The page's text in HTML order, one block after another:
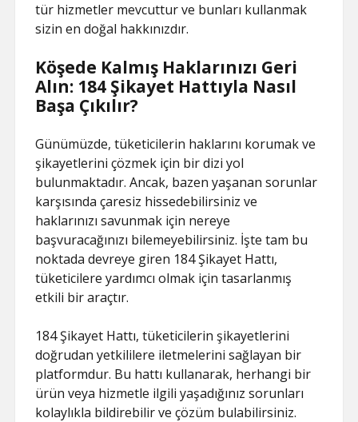
tür hizmetler mevcuttur ve bunları kullanmak
sizin en doğal hakkınızdır.
Köşede Kalmış Haklarınızı Geri
Alın: 184 Şikayet Hattıyla Nasıl
Başa Çıkılır?
Günümüzde, tüketicilerin haklarını korumak ve
şikayetlerini çözmek için bir dizi yol
bulunmaktadır. Ancak, bazen yaşanan sorunlar
karşısında çaresiz hissedebilirsiniz ve
haklarınızı savunmak için nereye
başvuracağınızı bilemeyebilirsiniz. İşte tam bu
noktada devreye giren 184 Şikayet Hattı,
tüketicilere yardımcı olmak için tasarlanmış
etkili bir araçtır.
184 Şikayet Hattı, tüketicilerin şikayetlerini
doğrudan yetkililere iletmelerini sağlayan bir
platformdur. Bu hattı kullanarak, herhangi bir
ürün veya hizmetle ilgili yaşadığınız sorunları
kolaylıkla bildirebilir ve çözüm bulabilirsiniz.